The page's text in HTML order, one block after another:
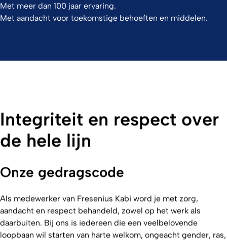
Met meer dan 100 jaar ervaring.
Met aandacht voor toekomstige behoeften en middelen.
Integriteit en respect over
de hele lijn
Onze gedragscode
Als medewerker van Fresenius Kabi word je met zorg,
aandacht en respect behandeld, zowel op het werk als
daarbuiten. Bij ons is iedereen die een veelbelovende
loopbaan wil starten van harte welkom, ongeacht gender, ras,